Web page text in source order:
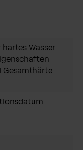
Wasser
Gesamthärte